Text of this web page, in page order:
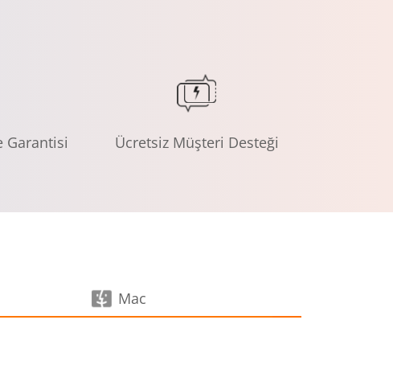
Garantisi Ücretsiz Müşteri Desteği
Mac